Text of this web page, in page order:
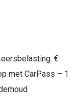
€
met CarPass – 1